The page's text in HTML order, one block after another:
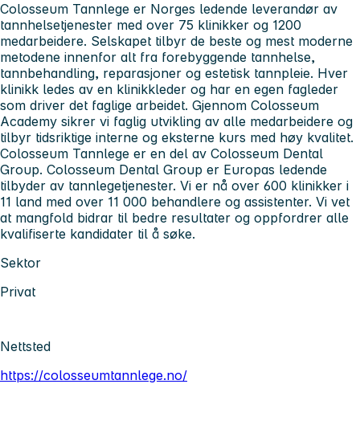
Colosseum Tannlege er Norges ledende leverandør av
tannhelsetjenester med over 75 klinikker og 1200
medarbeidere. Selskapet tilbyr de beste og mest moderne
metodene innenfor alt fra forebyggende tannhelse,
tannbehandling, reparasjoner og estetisk tannpleie. Hver
klinikk ledes av en klinikkleder og har en egen fagleder
som driver det faglige arbeidet. Gjennom Colosseum
Academy sikrer vi faglig utvikling av alle medarbeidere og
tilbyr tidsriktige interne og eksterne kurs med høy kvalitet.
Colosseum Tannlege er en del av Colosseum Dental
Group. Colosseum Dental Group er Europas ledende
tilbyder av tannlegetjenester. Vi er nå over 600 klinikker i
11 land med over 11 000 behandlere og assistenter. Vi vet
at mangfold bidrar til bedre resultater og oppfordrer alle
kvalifiserte kandidater til å søke.
Sektor
Privat
Nettsted
https://colosseumtannlege.no/